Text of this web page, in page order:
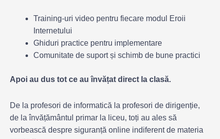
Training-uri video pentru fiecare modul Eroii
Internetului
Ghiduri practice pentru implementare
Comunitate de suport și schimb de bune practici
Apoi au dus tot ce au învățat direct la clasă.
De la profesori de informatică la profesori de dirigenție,
de la învățământul primar la liceu, toți au ales să
vorbească despre siguranță online indiferent de materia